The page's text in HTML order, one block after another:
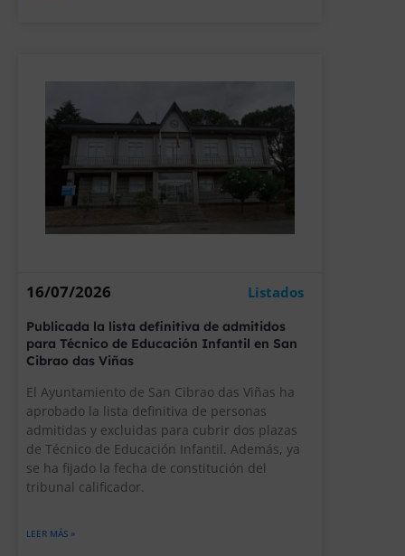
Listados
Publicada la lista definitiva de admitidos
para Técnico de Educación Infantil en San
Cibrao das Viñas
El Ayuntamiento de San Cibrao das Viñas ha
aprobado la lista definitiva de personas
admitidas y excluidas para cubrir dos plazas
de Técnico de Educación Infantil. Además, ya
se ha fijado la fecha de constitución del
tribunal calificador.
LEER MÁS »
16/07/2026